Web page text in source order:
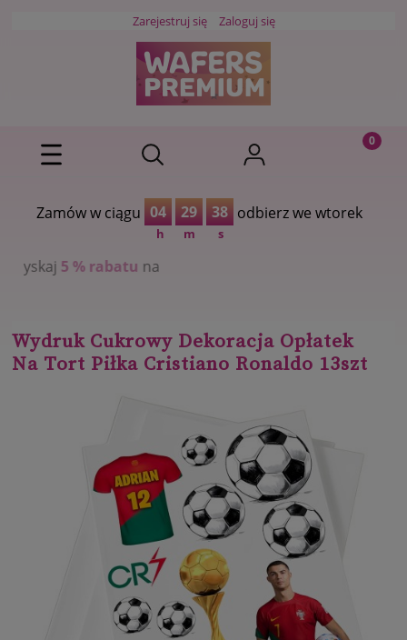
Zarejestruj się Zaloguj się
Zamów w ciągu 04
h
29
m
37
s
odbierz we wtorek
rabatuna
Wydruk Cukrowy Dekoracja Opłatek
Na Tort Piłka Cristiano Ronaldo 13szt